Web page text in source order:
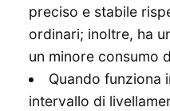
preciso e stabile
ordinari; inoltre, ha
un minore consumo
Quando funziona
intervallo di